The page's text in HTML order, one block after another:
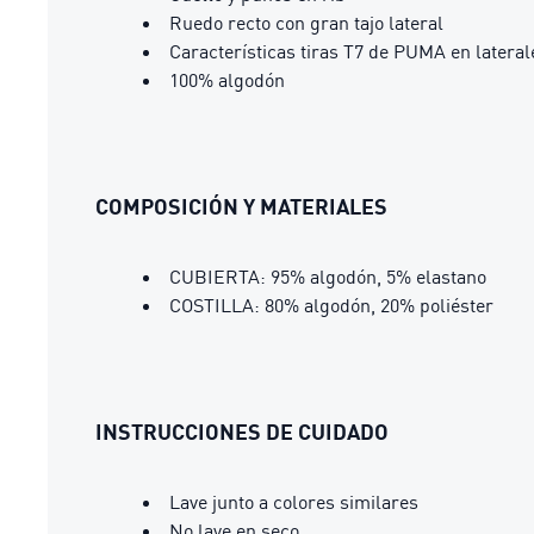
Ruedo recto con gran tajo lateral
Características tiras T7 de PUMA en
100% algodón
COMPOSICIÓN Y MATERIALES
CUBIERTA: 95% algodón, 5% elastano
COSTILLA: 80% algodón, 20% poliéster
INSTRUCCIONES DE CUIDADO
Lave junto a colores similares